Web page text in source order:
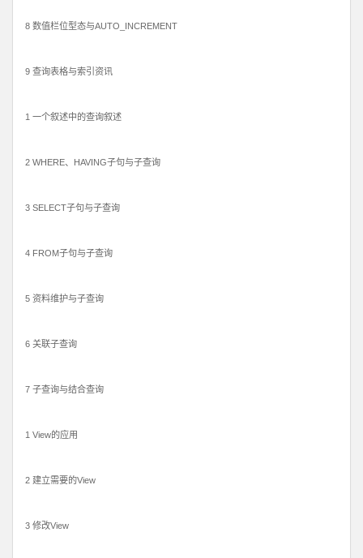
8 数值栏位型态与AUTO_INCREMENT
9 查询表格与索引资讯
1 一个叙述中的查询叙述
2 WHERE、HAVING子句与子查询
3 SELECT子句与子查询
4 FROM子句与子查询
5 资料维护与子查询
6 关联子查询
7 子查询与结合查询
1 View的应用
2 建立需要的View
3 修改View